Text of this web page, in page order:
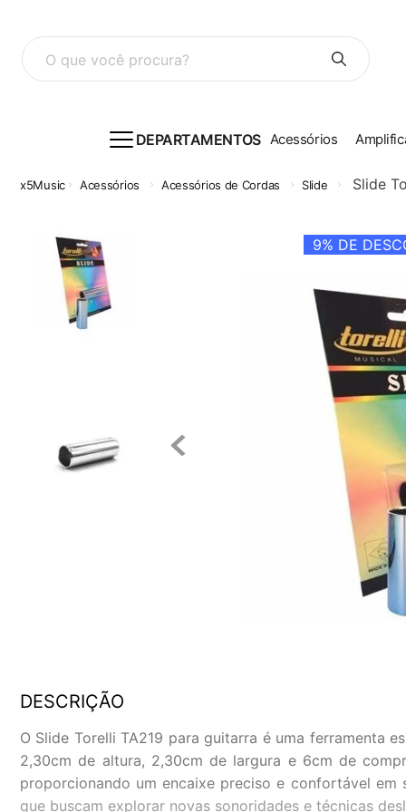
O que você procura?
DEPARTAMENTOS Acessórios
Acessórios Acessórios de Cordas Slide Slide
9% DE
DESCRIÇÃO
O Slide Torelli TA219 para guitarra é uma ferramenta
2,30cm de altura, 2,30cm de largura e 6cm de
proporcionando um encaixe preciso e confortável
que buscam explorar novas sonoridades e técnicas